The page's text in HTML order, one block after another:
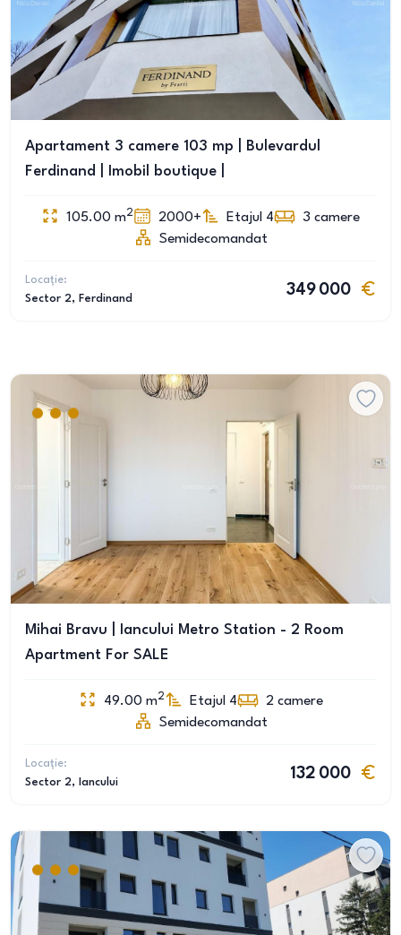
Apartament 3 camere 103 mp | Bulevardul
Ferdinand | Imobil boutique |
105.00 m2 2000+ Etajul 4 3 camere
Semidecomandat
Locație:
Sector 2, Ferdinand
349 000
Mihai Bravu | Iancului Metro Station - 2 Room
Apartment For SALE
49.00 m2 Etajul 4 2 camere
Semidecomandat
Locație:
Sector 2, Iancului
132 000